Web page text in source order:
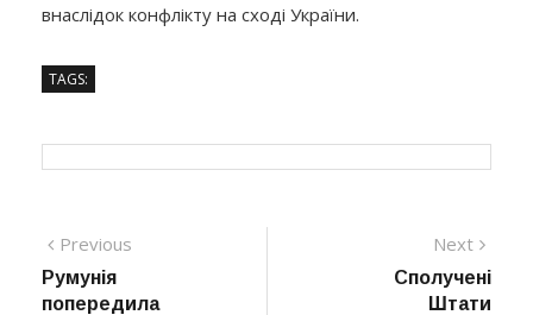
внаслідок конфлікту на сході України.
TAGS:
Навігація
записів
Previous
Румунія
попередила
Next
post:
Сполучені
Штати